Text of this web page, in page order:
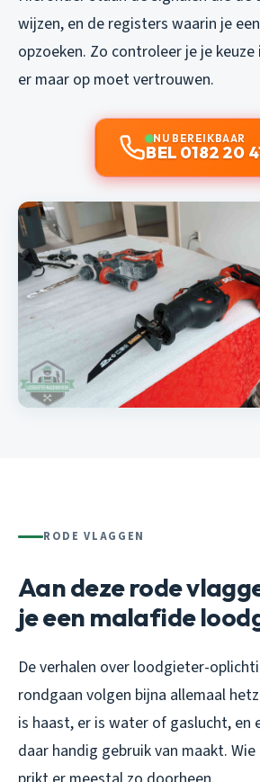
wijzen, en de registers waarin je
opzoeken. Zo controleer je je
er maar op moet vertrouwen.
NU BEREIKBAAR
BEL 0182 20
RODE VLAGGEN
Aan deze rode
je een malafide
De verhalen over loodgieter-
rondgaan volgen bijna allemaal
is haast, er is water of gaslucht, en
daar handig gebruik van maakt.